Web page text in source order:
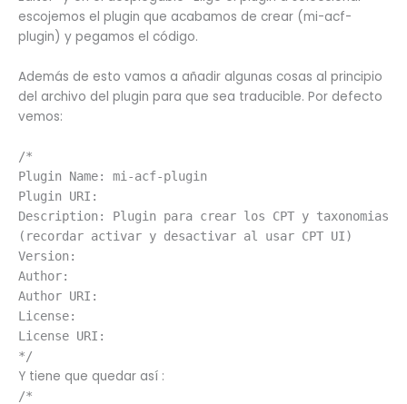
escojemos el plugin que acabamos de crear (mi-acf-
plugin) y pegamos el código.
Además de esto vamos a añadir algunas cosas al principio
del archivo del plugin para que sea traducible. Por defecto
vemos:
/*
Plugin Name: mi-acf-plugin
Plugin URI:
Description: Plugin para crear los CPT y taxonomias
(recordar activar y desactivar al usar CPT UI)
Version:
Author:
Author URI:
License:
License URI:
*/
Y tiene que quedar así :
/*